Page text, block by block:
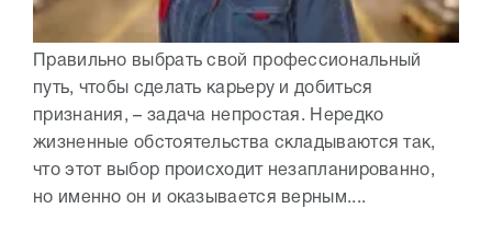
Правильно выбрать свой профессиональный
путь, чтобы сделать карьеру и добиться
признания, – задача непростая. Нередко
жизненные обстоятельства складываются так,
что этот выбор происходит незапланированно,
но именно он и оказывается верным....